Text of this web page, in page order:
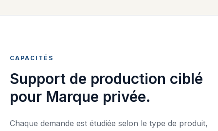
CAPACITÉS
Support de production ciblé
pour Marque privée.
Chaque demande est étudiée selon le type de produit,